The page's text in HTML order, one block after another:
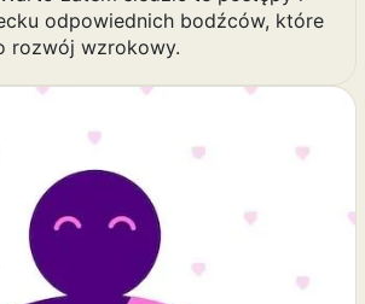
odpowiednich bodźców, które
rozwój wzrokowy.